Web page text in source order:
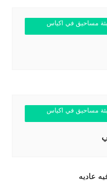
مساحيق في اكياس
مساحيق في اكياس